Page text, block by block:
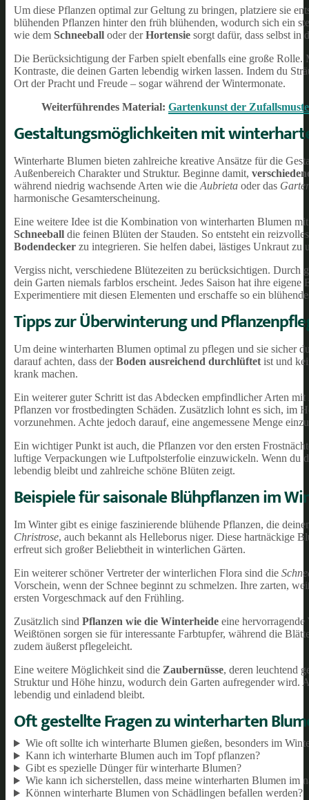
Um diese Pflanzen optimal zur Geltung zu bringen, platziere sie
blühenden Pflanzen hinter den früh blühenden, wodurch sich ein
wie dem Schneeball oder derHortensie sorgt dafür, dass selbst in
Die Berücksichtigung der Farben spielt ebenfalls eine große
Kontraste, die deinen Garten lebendig wirken lassen. Indem du
Ort der Pracht und Freude – sogar während der Wintermonate.
Weiterführendes Material: Gartenkunst der
Gestaltungsmöglichkeiten mit
Winterharte Blumen bieten zahlreiche kreative Ansätze für die
Außenbereich Charakter und Struktur. Beginne damit,
während niedrig wachsende Arten wie die Aubrieta oder das
harmonische Gesamterscheinung.
Eine weitere Idee ist die Kombination von winterharten Blumen
Schneeball die feinen Blüten der Stauden. So entsteht ein
Bodendecker zu integrieren. Sie helfen dabei, lästiges Unkraut zu
Vergiss nicht, verschiedene Blütezeiten zu berücksichtigen. Durch
dein Garten niemals farblos erscheint. Jedes Saison hat ihre eigene
Experimentiere mit diesen Elementen und erschaffe so ein
Tipps zur Überwinterung und
Um deine winterharten Blumen optimal zu pflegen und sie sicher
darauf achten, dass derBoden ausreichend durchlüftet ist und
krank machen.
Ein weiterer guter Schritt ist das Abdecken empfindlicher Arten mit
Pflanzen vor frostbedingten Schäden. Zusätzlich lohnt es sich, im
vorzunehmen. Achte jedoch darauf, eine angemessene Menge
Ein wichtiger Punkt ist auch, die Pflanzen vor den ersten
luftige Verpackungen wie Luftpolsterfolie einzuwickeln. Wenn du
lebendig bleibt und zahlreiche schöne Blüten zeigt.
Beispiele für saisonale Blühpflanzen im
Im Winter gibt es einige faszinierende blühende Pflanzen, die
Christrose, auch bekannt als Helleborus niger. Diese hartnäckige
erfreut sich großer Beliebtheit in winterlichen Gärten.
Ein weiterer schöner Vertreter der winterlichen Flora sind die
Vorschein, wenn der Schnee beginnt zu schmelzen. Ihre zarten,
ersten Vorgeschmack auf den Frühling.
Zusätzlich sind Pflanzen wie die Winterheide eine
Weißtönen sorgen sie für interessante Farbtupfer, während die
zudem äußerst pflegeleicht.
Eine weitere Möglichkeit sind die Zaubernüsse, deren leuchtend
Struktur und Höhe hinzu, wodurch dein Garten aufregender wird.
lebendig und einladend bleibt.
Oft gestellte Fragen zu winterharten
Wie oft sollte ich winterharte Blumen gießen, besonders im
Kann ich winterharte Blumen auch im Topf pflanzen?
Gibt es spezielle Dünger für winterharte Blumen?
Wie kann ich sicherstellen, dass meine winterharten Blumen im
Können winterharte Blumen von Schädlingen befallen werden?